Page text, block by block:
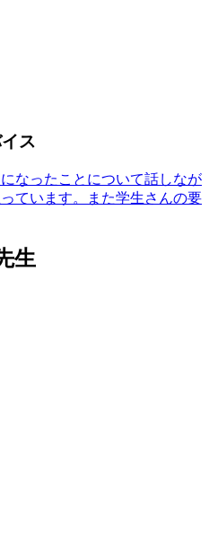
ス
なったことについて話しなが
ています。また学生さんの要
生